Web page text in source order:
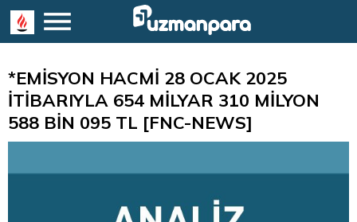
*EMİSYON HACMİ 28 OCAK 2025
İTİBARIYLA 654 MİLYAR 310 MİLYON
588 BİN 095 TL [FNC-NEWS]